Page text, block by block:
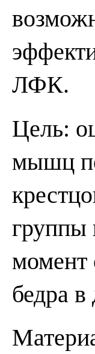
ЛФК.
Цель:
мышц
группы
момент
бедра